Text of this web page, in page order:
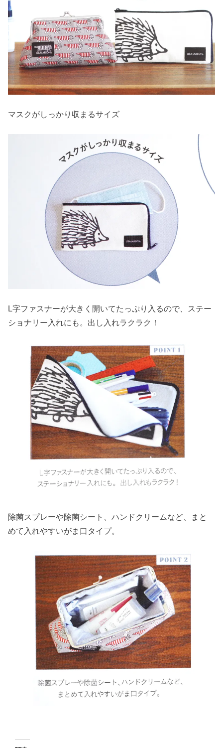
マスクがしっかり収まるサイズ
L字ファスナーが大きく開いてたっぷり入るので、ステー
ショナリー入れにも。出し入れラクラク！
除菌スプレーや除菌シート、ハンドクリームなど、まと
めて入れやすいがま口タイプ。